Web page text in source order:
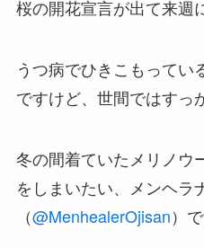
桜の開花宣言が出て来週
うつ病でひきこもってい
ですけど、世間ではすっ
冬の間着ていたメリノウ
をしまいたい、メンヘラ
（@MenhealerOjisan）で